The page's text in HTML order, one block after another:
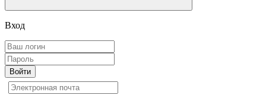
Вход
Войти